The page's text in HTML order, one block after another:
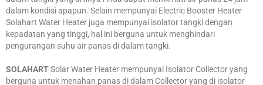
dalam kondisi apapun. Selain mempunyai Electric Booster Heater
Solahart Water Heater juga mempunyai isolator tangki dengan
kepadatan yang tinggi, hal ini berguna untuk menghindari
pengurangan suhu air panas di dalam tangki.
SOLAHARTSolar Water Heater mempunyai Isolator Collector yang
berguna untuk menahan panas di dalam Collector yang di isolator